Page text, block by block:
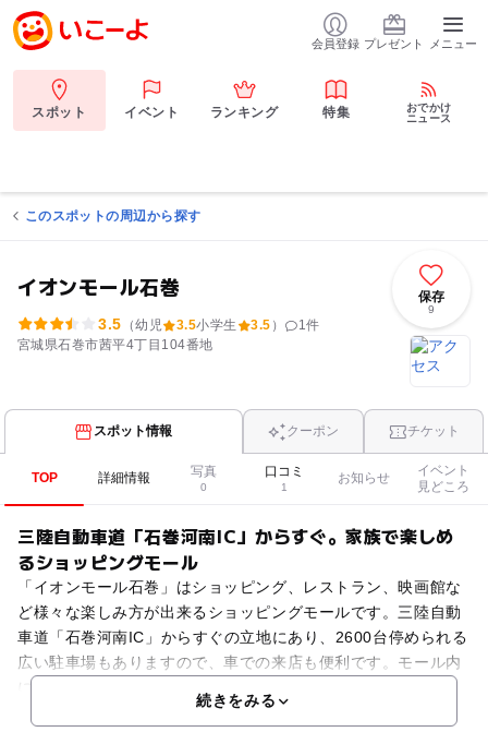
会員登録 プレゼント メニュー
スポット イベント ランキング 特集
おでかけ
ニュース
このスポットの周辺から探す
イオンモール石巻
3.5 （幼児 3.5小学生 3.5 ） 1件
宮城県石巻市茜平4丁目104番地
保存
9
スポット情報 クーポン チケット
TOP 詳細情報 写真
0
口コミ
1
お知らせ
イベント
見どころ
三陸自動車道「石巻河南IC」からすぐ。家族で楽しめ
るショッピングモール
「イオンモール石巻」はショッピング、レストラン、映画館な
ど様々な楽しみ方が出来るショッピングモールです。三陸自動
車道「石巻河南IC」からすぐの立地にあり、2600台停められる
広い駐車場もありますので、車での来店も便利です。モール内
続きをみる